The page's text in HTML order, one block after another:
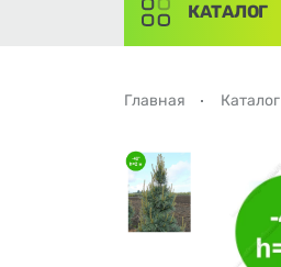
КАТАЛОГ
Главная Каталог